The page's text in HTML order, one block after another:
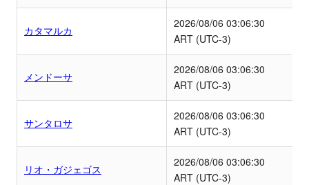
カタマルカ
2026/08/06 03:06:30
ART (UTC-3)
メンドーサ
2026/08/06 03:06:30
ART (UTC-3)
サンタロサ
2026/08/06 03:06:30
ART (UTC-3)
リオ・ガジェゴス
2026/08/06 03:06:30
ART (UTC-3)
ゾ
ー
覧